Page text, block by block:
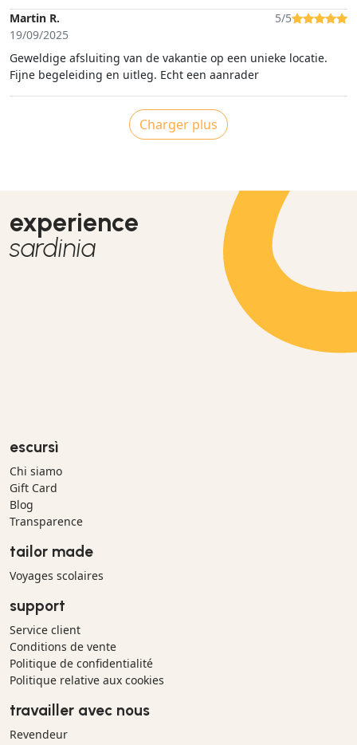
Martin R.
19/09/2025
5/5
Geweldige afsluiting van de vakantie op een unieke locatie.
Fijne begeleiding en uitleg. Echt een aanrader
Charger plus
experience
sardinia
escursì
Chi siamo
Gift Card
Blog
Transparence
tailor made
Voyages scolaires
support
Service client
Conditions de vente
Politique de confidentialité
Politique relative aux cookies
travailler avec nous
Revendeur